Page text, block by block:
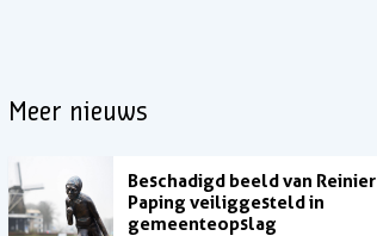
Meer nieuws
Beschadigd beeld van Reinier
Paping veiliggesteld in
gemeenteopslag